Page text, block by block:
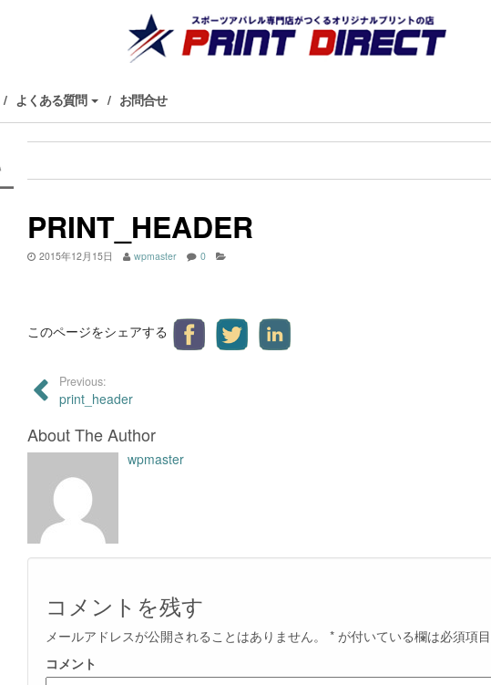
よくある質問 お問合せ
PRINT_HEADER
2015年12月15日 wpmaster 0
このページをシェアする
Previous:
print_header
About The Author
wpmaster
コメントを残す
メールアドレスが公開されることはありません。 * が付いている欄は必須項
コメント